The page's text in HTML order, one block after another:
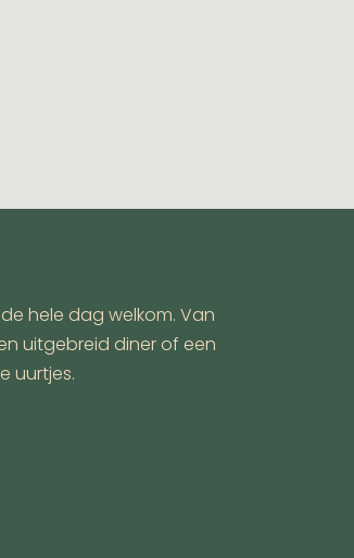
hele dag welkom. Van
uitgebreid diner of een
uurtjes.